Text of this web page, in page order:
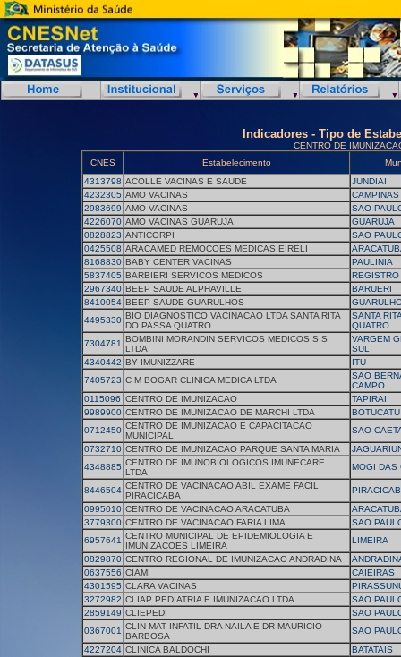
Indicadores - Tipo de
CENTRO DE
CNES
Estabelecimento
4313798 ACOLLE VACINAS E SAUDE
JUNDIAI
4232305 AMO VACINAS
CAMPINAS
2983699 AMO VACINAS
SAO
4226070 AMO VACINAS GUARUJA
GUARUJA
0828823 ANTICORPI
SAO
0425508 ARACAMED REMOCOES MEDICAS EIRELI
8168830 BABY CENTER VACINAS
PAULINIA
5837405 BARBIERI SERVICOS MEDICOS
REGISTRO
2967340 BEEP SAUDE ALPHAVILLE
BARUERI
8410054 BEEP SAUDE GUARULHOS
4495330 BIO DIAGNOSTICO VACINACAO LTDA SANTA RITA
DO PASSA QUATRO
SANTA
QUATRO
7304781 BOMBINI MORANDIN SERVICOS MEDICOS S S
LTDA
VARGEM
SUL
4340442 BY IMUNIZZARE
ITU
7405723 C M BOGAR CLINICA MEDICA LTDA
SAO
CAMPO
0115096 CENTRO DE IMUNIZACAO
TAPIRAI
9989900 CENTRO DE IMUNIZACAO DE MARCHI LTDA
BOTUCATU
0712450 CENTRO DE IMUNIZACAO E CAPACITACAO
MUNICIPAL
SAO
0732710 CENTRO DE IMUNIZACAO PARQUE SANTA MARIA
4348885 CENTRO DE IMUNOBIOLOGICOS IMUNECARE
LTDA
MOGI DAS
8446504 CENTRO DE VACINACAO ABIL EXAME FACIL
PIRACICABA
0995010 CENTRO DE VACINACAO ARACATUBA
3779300 CENTRO DE VACINACAO FARIA LIMA
SAO
6957641 CENTRO MUNICIPAL DE EPIDEMIOLOGIA E
IMUNIZACOES LIMEIRA
LIMEIRA
0829870 CENTRO REGIONAL DE IMUNIZACAO ANDRADINA
0637556 CIAMI
CAIEIRAS
4301595 CLARA VACINAS
3272982 CLIAP PEDIATRIA E IMUNIZACAO LTDA
SAO
2859149 CLIEPEDI
SAO
0367001 CLIN MAT INFATIL DRA NAILA E DR MAURICIO
BARBOSA
SAO
4227204 CLINICA BALDOCHI
BATATAIS